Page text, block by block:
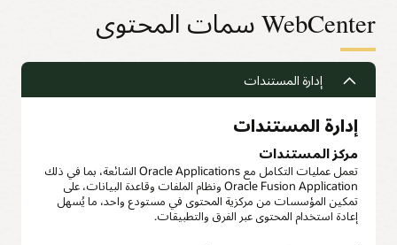
WebCenter سمات المحتوى
إدارة المستندات
إدارة المستندات
مركز المستندات
تعمل عمليات التكامل مع Oracle Applications الشائعة، بما في ذلك
Oracle Fusion Application ونظام الملفات وقاعدة البيانات، على
تمكين المؤسسات من مركزية المحتوى في مستودع واحد، ما يُسهل
إعادة استخدام المحتوى عبر الفرق والتطبيقات.